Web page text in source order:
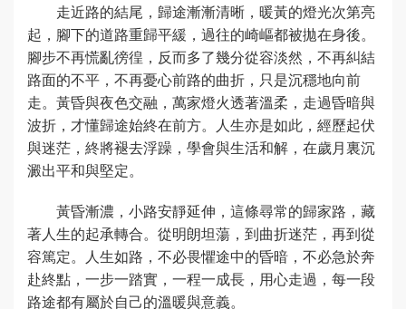
走近路的結尾，歸途漸漸清晰，暖黃的燈光次第亮
起，腳下的道路重歸平緩，過往的崎嶇都被拋在身後。
腳步不再慌亂徬徨，反而多了幾分從容淡然，不再糾結
路面的不平，不再憂心前路的曲折，只是沉穩地向前
走。黃昏與夜色交融，萬家燈火透著溫柔，走過昏暗與
波折，才懂歸途始終在前方。人生亦是如此，經歷起伏
與迷茫，終將褪去浮躁，學會與生活和解，在歲月裏沉
澱出平和與堅定。
黃昏漸濃，小路安靜延伸，這條尋常的歸家路，藏
著人生的起承轉合。從明朗坦蕩，到曲折迷茫，再到從
容篤定。人生如路，不必畏懼途中的昏暗，不必急於奔
赴終點，一步一踏實，一程一成長，用心走過，每一段
路途都有屬於自己的溫暖與意義。